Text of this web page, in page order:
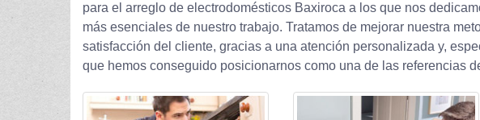
para el arreglo de electrodomésticos Baxiroca a los que nos
más esenciales de nuestro trabajo. Tratamos de mejorar nuestra
satisfacción del cliente, gracias a una atención personalizada y,
que hemos conseguido posicionarnos como una de las referencias